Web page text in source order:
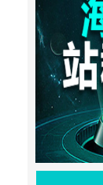
国外
· 骨灰
· V2ray
· 外贸
2023